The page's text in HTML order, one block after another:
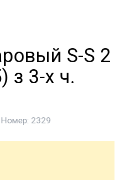
S-S 2
з 3-х ч.
Номер: 2329